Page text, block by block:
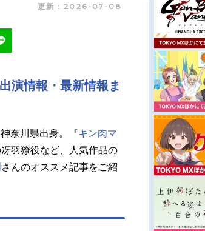
2.5次元 配信・Vtuber
覧
声優一覧
今期アニメ曜日別一覧
夏アニメ
更新：2026-07-08
演情報・最新情報ま
奈川県出身。『キン肉マ
冴羽獠役など、人気作品の
さんのオススメ記事をご紹